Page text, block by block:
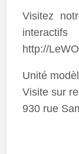
Visitez
interactifs
http://
Unité
Visite sur
930 rue